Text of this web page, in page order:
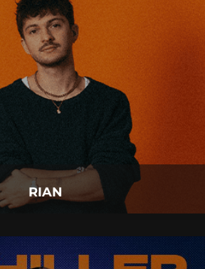
RIAN
RIAN
2026 | Montag |
Mehr Details
SCHILLER